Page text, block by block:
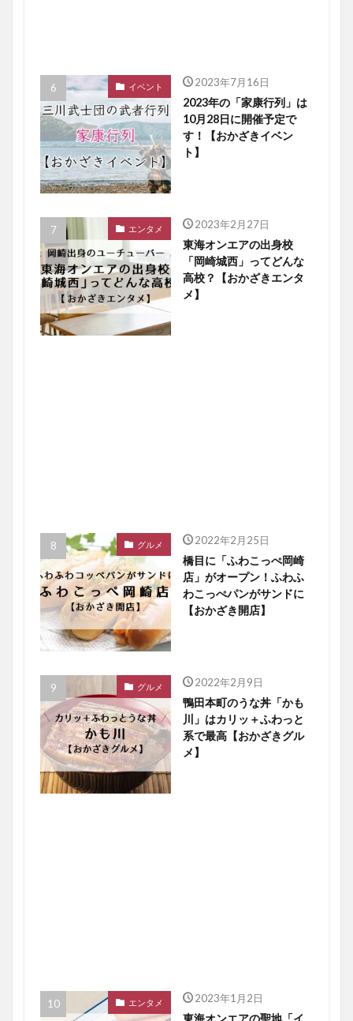
イベント 2023年7月16日
2023年の「家康行列」は
10月28日に開催予定で
す！【おかざきイベン
ト】
エンタメ 2023年2月27日
東海オンエアの出身校
「岡崎城西」ってどんな
高校？【おかざきエンタ
メ】
グルメ 2022年2月25日
橋目に「ふわこっぺ岡崎
店」がオープン！ふわふ
わこっぺパンがサンドに
【おかざき開店】
グルメ 2022年2月9日
鴨田本町のうな丼「かも
川」はカリッ＋ふわっと
系で最高【おかざきグル
メ】
エンタメ 2023年1月2日